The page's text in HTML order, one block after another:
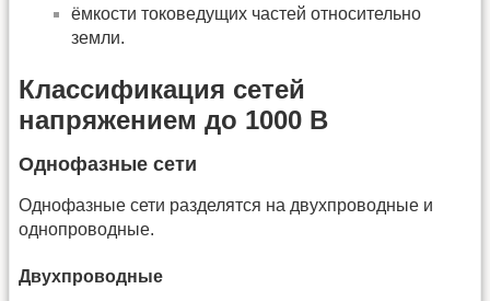
ёмкости токоведущих частей относительно
земли.
Классификация сетей
напряжением до 1000 В
Однофазные сети
Однофазные сети разделятся на двухпроводные и
однопроводные.
Двухпроводные